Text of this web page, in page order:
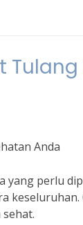
Anda
perlu